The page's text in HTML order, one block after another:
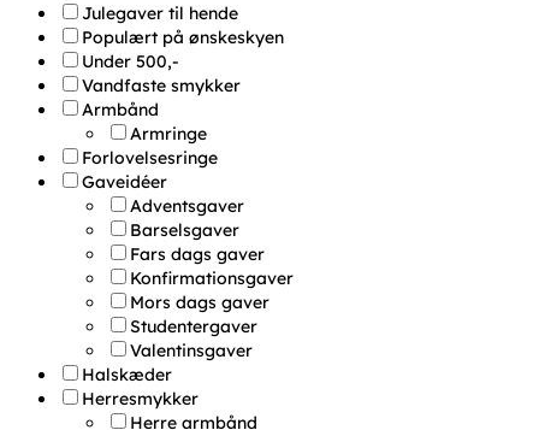
Julegaver til hende
Populært på ønskeskyen
Under 500,-
Vandfaste smykker
Armbånd
Armringe
Forlovelsesringe
Gaveidéer
Adventsgaver
Barselsgaver
Fars dags gaver
Konfirmationsgaver
Mors dags gaver
Studentergaver
Valentinsgaver
Halskæder
Herresmykker
Herre armbånd